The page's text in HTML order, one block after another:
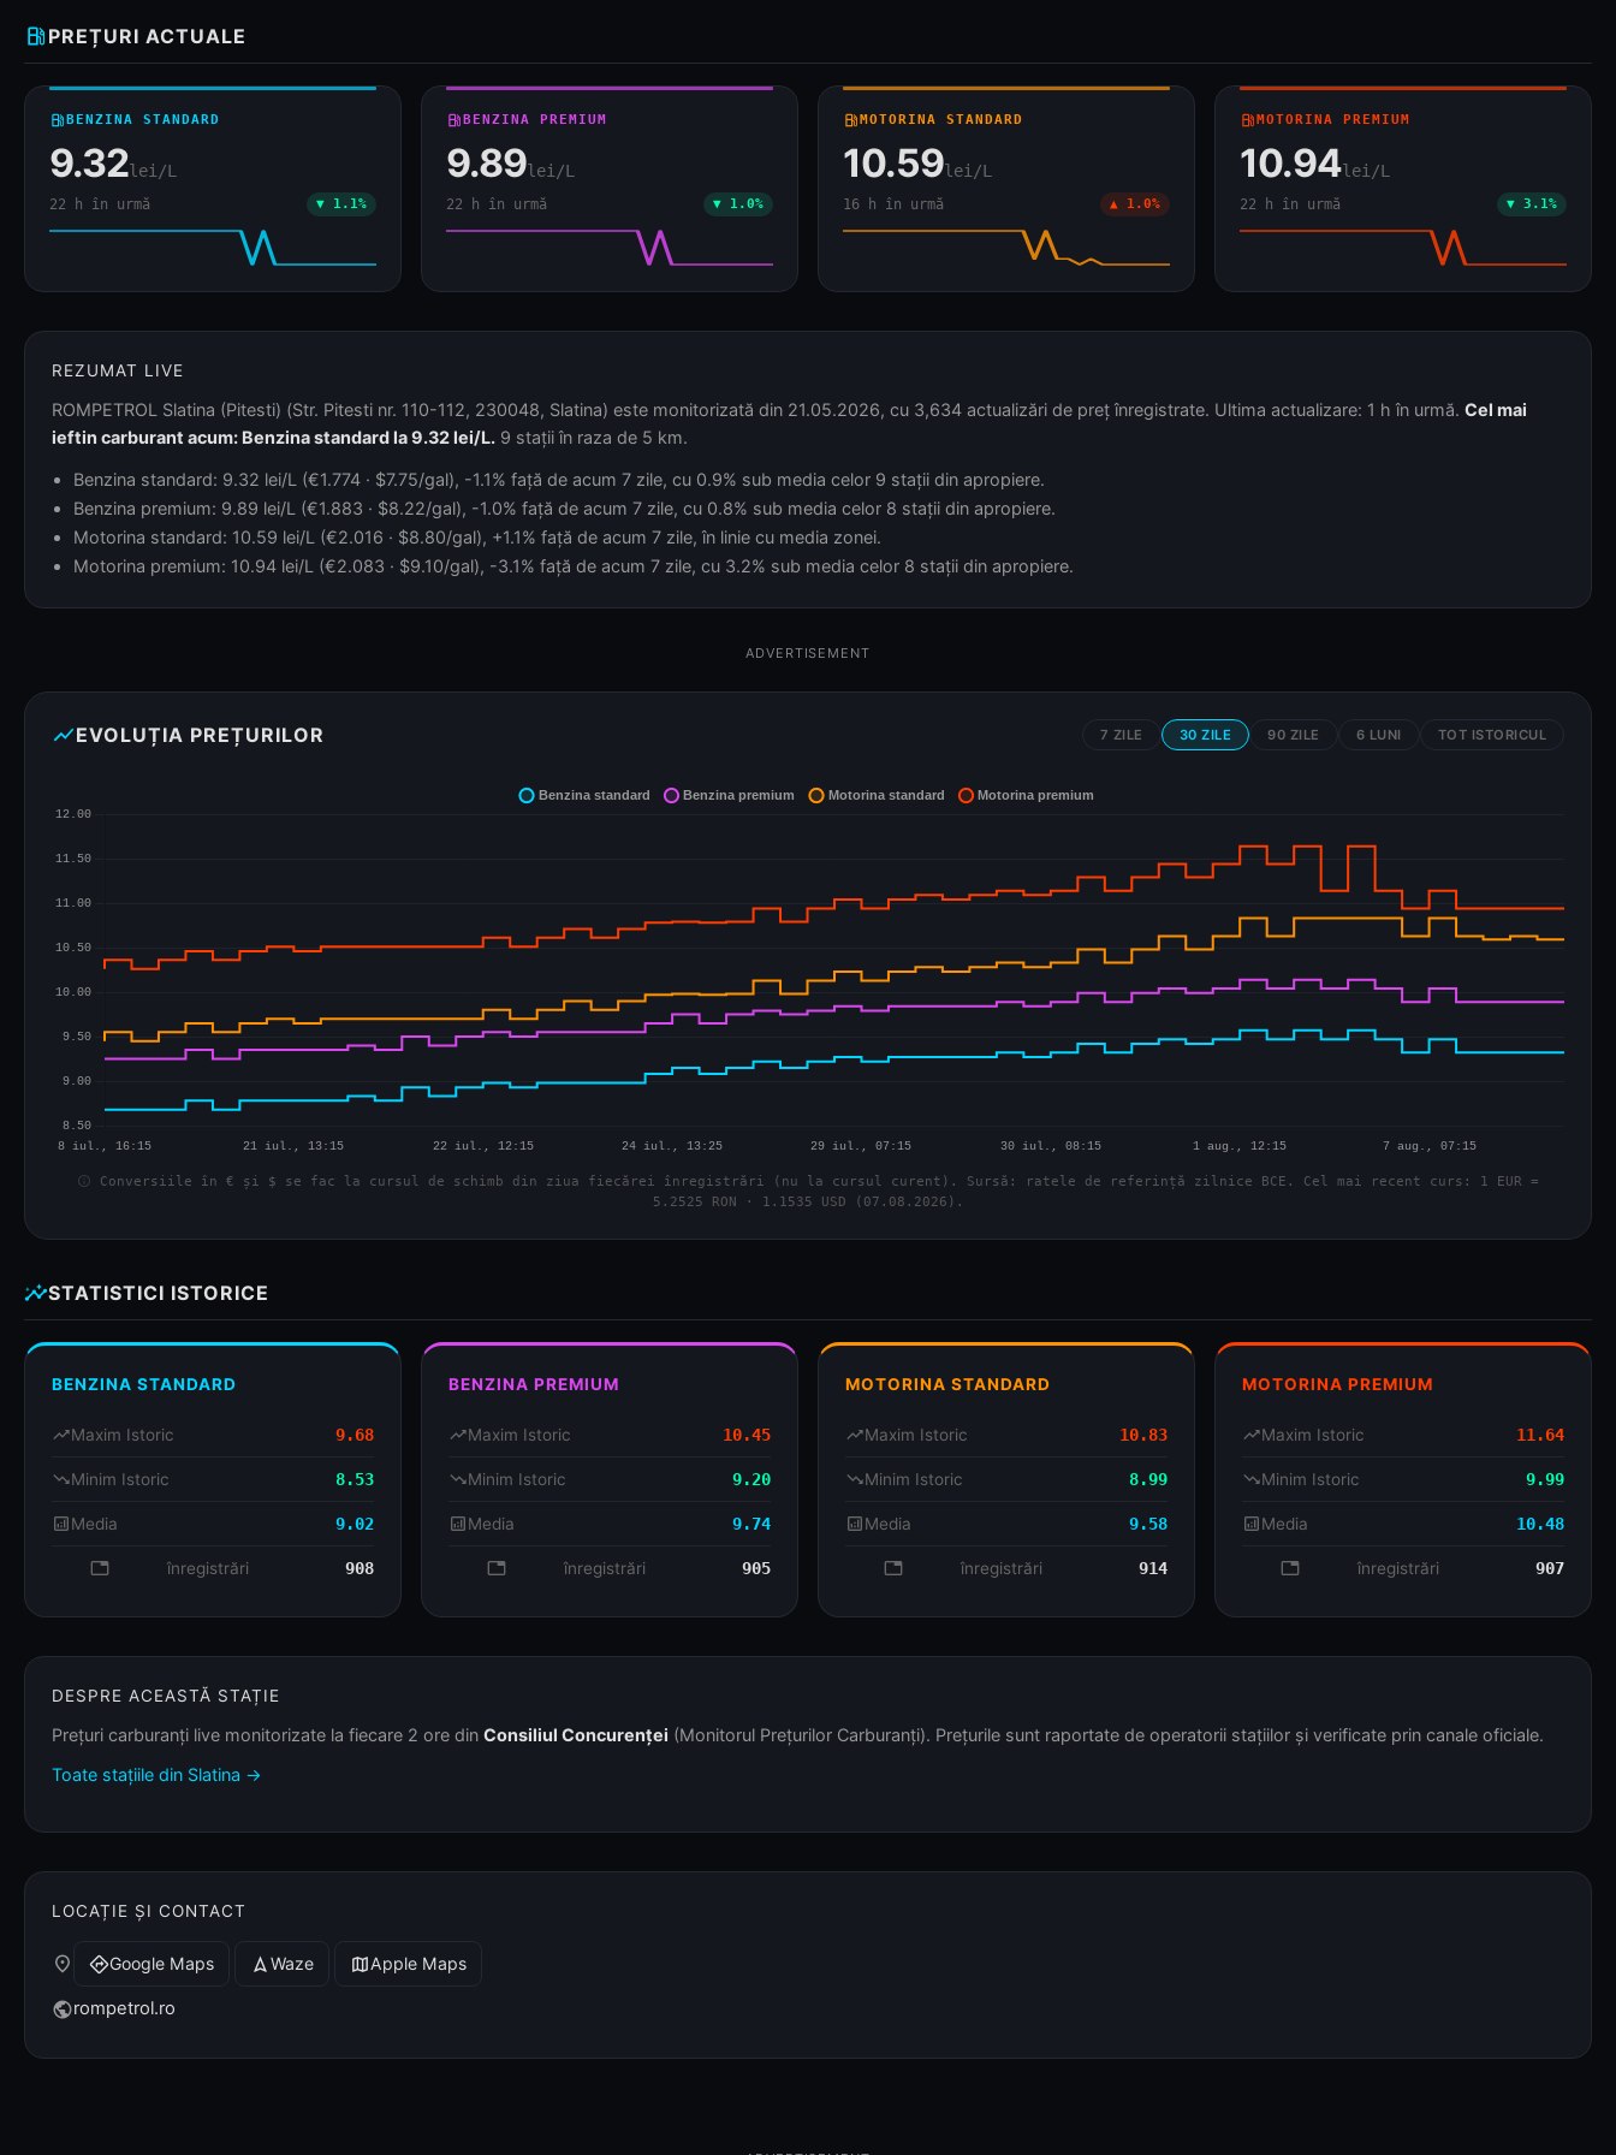
local_gas_station PREȚURI ACTUALE
local_gas_stationBENZINA STANDARD
9.32lei/L
22 h în urmă ▼ 1.1%
local_gas_stationBENZINA PREMIUM
9.89lei/L
22 h în urmă ▼ 1.0%
local_gas_stationMOTORINA STANDARD
10.59lei/L
16 h în urmă ▲ 1.0%
local_gas_stationMOTORINA PREMIUM
10.94lei/L
22 h în urmă ▼ 3.1%
REZUMAT LIVE
ROMPETROL Slatina (Pitesti) (Str. Pitesti nr. 110-112, 230048, Slatina) este monitorizată din 21.05.2026, cu 3,634 actualizări de preț înregistrate. Ultima actualizare: 1 h în urmă. Cel mai
ieftin carburant acum: Benzina standard la 9.32 lei/L. 9 stații în raza de 5 km.
Benzina standard: 9.32 lei/L (€1.774 · $7.75/gal), -1.1% față de acum 7 zile, cu 0.9% sub media celor 9 stații din apropiere.
Benzina premium: 9.89 lei/L (€1.883 · $8.22/gal), -1.0% față de acum 7 zile, cu 0.8% sub media celor 8 stații din apropiere.
Motorina standard: 10.59 lei/L (€2.016 · $8.80/gal), +1.1% față de acum 7 zile, în linie cu media zonei.
Motorina premium: 10.94 lei/L (€2.083 · $9.10/gal), -3.1% față de acum 7 zile, cu 3.2% sub media celor 8 stații din apropiere.
ADVERTISEMENT
show_chartEVOLUȚIA PREȚURILOR 7 ZILE 30 ZILE 90 ZILE 6 LUNI TOT ISTORICUL
info
Conversiile în € și $ se fac la cursul de schimb din ziua fiecărei înregistrări (nu la cursul curent). Sursă: ratele de referință zilnice BCE. Cel mai recent curs: 1 EUR =
5.2525 RON · 1.1535 USD (07.08.2026).
insightsSTATISTICI ISTORICE
BENZINA STANDARD
trending_upMaxim Istoric 9.68
trending_downMinim Istoric 8.53
analyticsMedia 9.02
database înregistrări 908
BENZINA PREMIUM
trending_upMaxim Istoric 10.45
trending_downMinim Istoric 9.20
analyticsMedia 9.74
database înregistrări 905
MOTORINA STANDARD
trending_upMaxim Istoric 10.83
trending_downMinim Istoric 8.99
analyticsMedia 9.58
database înregistrări 914
MOTORINA PREMIUM
trending_upMaxim Istoric 11.64
trending_downMinim Istoric 9.99
analyticsMedia 10.48
database înregistrări 907
DESPRE ACEASTĂ STAȚIE
Prețuri carburanți live monitorizate la fiecare 2 ore din Consiliul Concurenței (Monitorul Prețurilor Carburanți). Prețurile sunt raportate de operatorii stațiilor și verificate prin canale oficiale.
Toate stațiile din Slatina →
LOCAȚIE ȘI CONTACT
place directionsGoogle Maps navigation Waze mapApple Maps
publicrompetrol.ro